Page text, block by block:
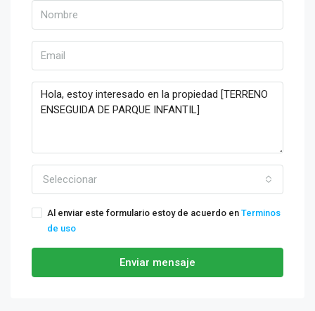
Seleccionar
Al enviar este formulario estoy de acuerdo en Terminos
de uso
Enviar mensaje